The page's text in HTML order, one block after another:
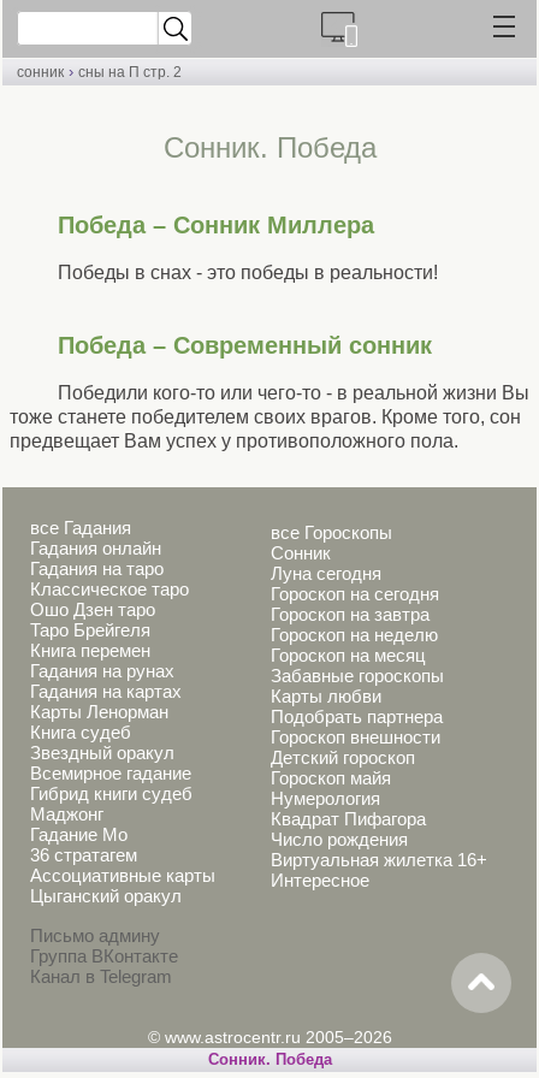
сонник › сны на П стр. 2
Сонник. Победа
Победа – Сонник Миллера
Победы в снах - это победы в реальности!
Победа – Современный сонник
Победили кого-то или чего-то - в реальной жизни Вы
тоже станете победителем своих врагов. Кроме того, сон
предвещает Вам успех у противоположного пола.
все Гадания
Гадания онлайн
Гадания на таро
Классическое таро
Ошо Дзен таро
Таро Брейгеля
Книга перемен
Гадания на рунах
Гадания на картах
Карты Ленорман
Книга судеб
Звездный оракул
Всемирное гадание
Гибрид книги судеб
Маджонг
Гадание Мо
36 стратагем
Ассоциативные карты
Цыганский оракул
Письмо админу
Группа ВКонтакте
Канал в Telegram
все Гороскопы
Сонник
Луна сегодня
Гороскоп на сегодня
Гороскоп на завтра
Гороскоп на неделю
Гороскоп на месяц
Забавные гороскопы
Карты любви
Подобрать партнера
Гороскоп внешности
Детский гороскоп
Гороскоп майя
Нумерология
Квадрат Пифагора
Число рождения
Виртуальная жилетка 16+
Интересное
© www.astrocentr.ru 2005–2026
Сонник. Победа